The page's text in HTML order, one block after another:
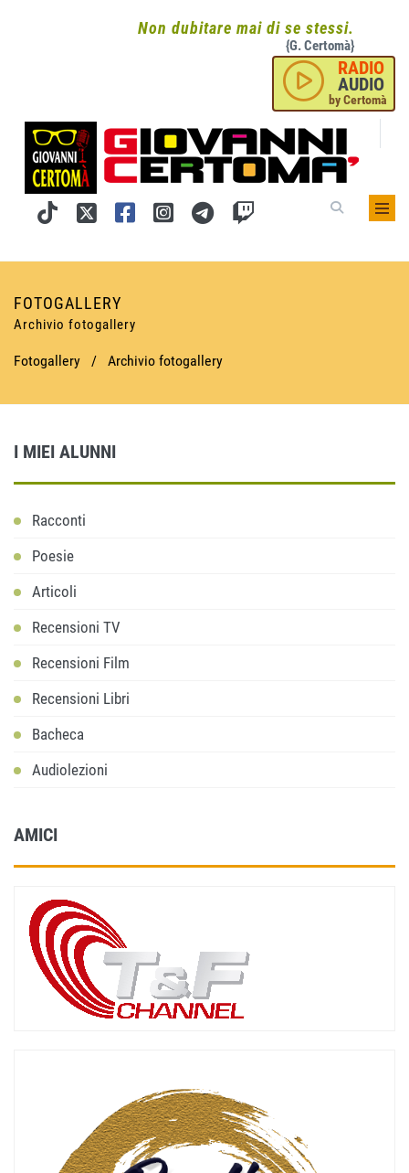
Non dubitare mai di se stessi.
{G. Certomà}
RADIO
AUDIO
by Certomà
FOTOGALLERY
Archivio fotogallery
Fotogallery / Archivio fotogallery
I MIEI ALUNNI
Racconti
Poesie
Articoli
Recensioni TV
Recensioni Film
Recensioni Libri
Bacheca
Audiolezioni
AMICI